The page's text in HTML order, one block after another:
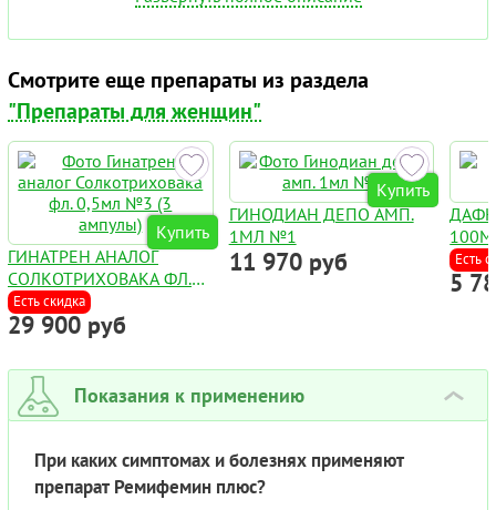
Смотрите еще препараты из раздела
"Препараты для женщин"
Купить
ГИНАТРЕН АНАЛОГ
СОЛКОТРИХОВАКА ФЛ.
0,5МЛ №3 (3 АМПУЛЫ)
Есть скидка
29 900 руб
Купить
ГИНОДИАН ДЕПО АМП.
1МЛ №1
11 970 руб Есть
5
Показания к применению ›
При каких симптомах и болезнях применяют
препарат Ремифемин плюс?